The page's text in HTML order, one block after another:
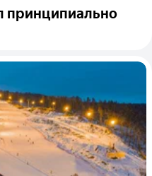
принципиально